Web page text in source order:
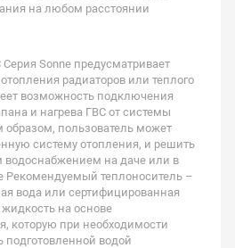
на любом расстоянии
Sonne предусматривает
радиаторов или теплого
возможность подключения
и нагрева ГВС от системы
образом, пользователь может
систему отопления, и решить
водоснабжением на даче или в
Рекомендуемый теплоноситель –
вода или сертифицированная
на основе
которую при необходимости
подготовленной водой